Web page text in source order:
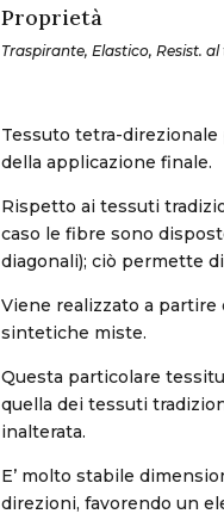
Proprietà
Traspirante, Elastico, Resist.
Tessuto tetra-
della applicazione finale.
Rispetto ai tessuti
caso le fibre sono
diagonali); ciò permette
Viene realizzato a partire
sintetiche miste.
Questa particolare
quella dei tessuti
inalterata.
E’ molto stabile
direzioni, favorendo un